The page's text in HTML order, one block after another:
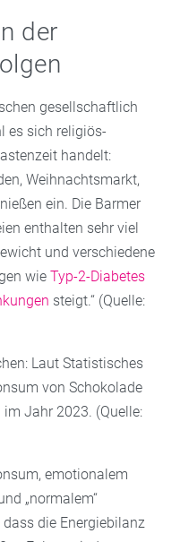
der
gesellschaftlich
es sich religiös-
handelt:
Weihnachtsmarkt,
ein. Die Barmer
enthalten sehr viel
und verschiedene
wie Typ-2-Diabetes
steigt.“ (Quelle:
Laut Statistisches
von Schokolade
Jahr 2023. (Quelle:
emotionalem
„normalem“
die Energiebilanz